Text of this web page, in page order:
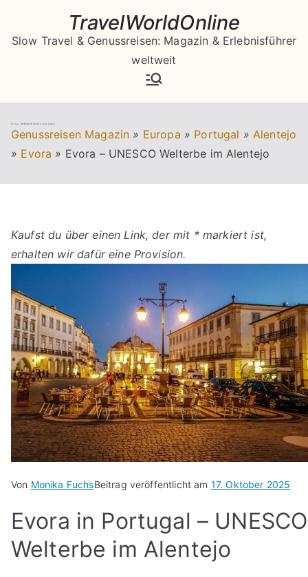
springen
TravelWorldOnline
Slow Travel & Genussreisen: Magazin & Erlebnisführer
weltweit
Evora – UNESCO Welterbe im Alentejo
Genussreisen Magazin » Europa » Portugal » Alentejo
» Evora » Evora – UNESCO Welterbe im Alentejo
Kaufst du über einen Link, der mit * markiert ist,
erhalten wir dafür eine Provision.
Von Monika FuchsBeitrag veröffentlicht am 17. Oktober 2025
Evora in Portugal – UNESCO
Welterbe im Alentejo